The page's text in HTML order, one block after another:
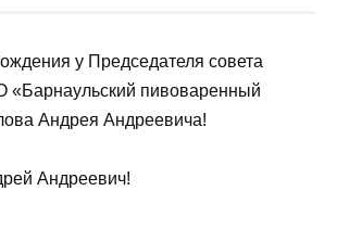
у Председателя совета
«Барнаульский пивоваренный
Андрея Андреевича!
Андреевич!